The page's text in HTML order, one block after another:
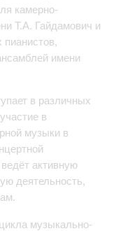
камерно-
Т.А. Гайдамович и
имени
в различных
в
музыки в
активную
деятельность,
музыкально-